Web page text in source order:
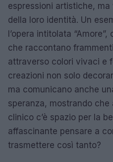
espressioni artistiche,
della loro identità. Un
l’opera intitolata
che raccontano
attraverso colori vivaci e
creazioni non solo
ma comunicano anche
speranza, mostrando
clinico c’è spazio per la
affascinante pensare a
trasmettere così tanto?